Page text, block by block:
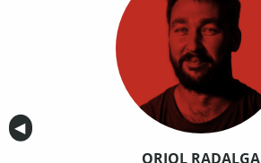
Anterior
◀︎
ORIOL RADALGA